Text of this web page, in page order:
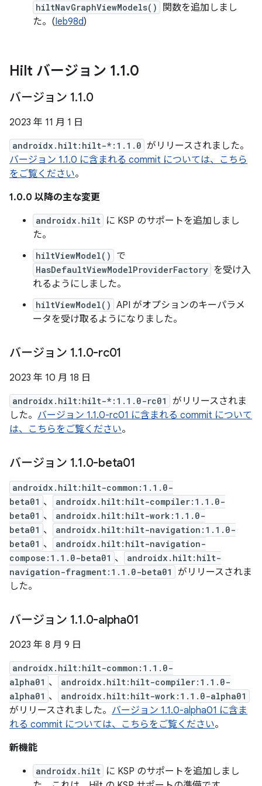
hiltNavGraphViewModels()
関数を追加しまし
た。(Ieb98d)
Hilt バージョン 1.1.0
バージョン 1.1.0
2023 年 11 月 1 日
androidx.hilt:hilt-*:1.1.0 がリリースされました。
バージョン 1.1.0 に含まれる commit については、こちら
をご覧ください。
1.0.0 以降の主な変更
androidx.hilt に KSP のサポートを追加しまし
た。
hiltViewModel() で
HasDefaultViewModelProviderFactory を受け入
れるようにしました。
hiltViewModel() API がオプションのキーパラメ
ータを受け取るようになりました。
バージョン 1.1.0-rc01
2023 年 10 月 18 日
androidx.hilt:hilt-*:1.1.0-rc01
がリリースされま
した。 バージョン 1.1.0-rc01 に含まれる commit について
は、こちらをご覧ください。
バージョン 1.1.0-beta01
androidx.hilt:hilt-common:1.1.0-
beta01 、
androidx.hilt:hilt-compiler:1.1.0-
beta01 、
androidx.hilt:hilt-work:1.1.0-
beta01 、
androidx.hilt:hilt-navigation:1.1.0-
beta01 、
androidx.hilt:hilt-navigation-
compose:1.1.0-beta01 、
androidx.hilt:hilt-
navigation-fragment:1.1.0-beta01
がリリースされま
した。
バージョン 1.1.0-alpha01
2023 年 8 月 9 日
androidx.hilt:hilt-common:1.1.0-
alpha01 、
androidx.hilt:hilt-compiler:1.1.0-
alpha01 、 androidx.hilt:hilt-work:1.1.0-alpha01
がリリースされました。 バージョン 1.1.0-alpha01 に含ま
れる commit については、こちらをご覧ください。
新機能
androidx.hilt に KSP のサポートを追加しまし